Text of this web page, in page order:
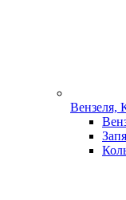
Вензеля,